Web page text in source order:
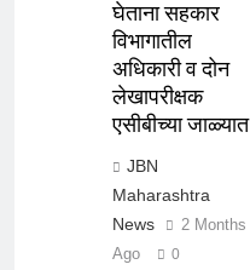
घेताना सहकार
विभागातील
अधिकारी व दोन
लेखापरीक्षक
एसीबीच्या जाळ्यात
JBN
Maharashtra
News
2 Months
Ago
0